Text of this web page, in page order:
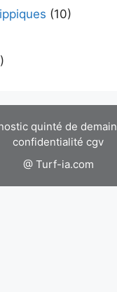
(10)
quinté de demain
confidentialité cgv
@ Turf-ia.com